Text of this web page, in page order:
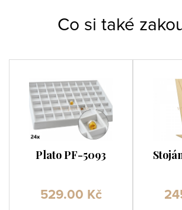
Co si také
Plato PF-5093
529.00 Kč